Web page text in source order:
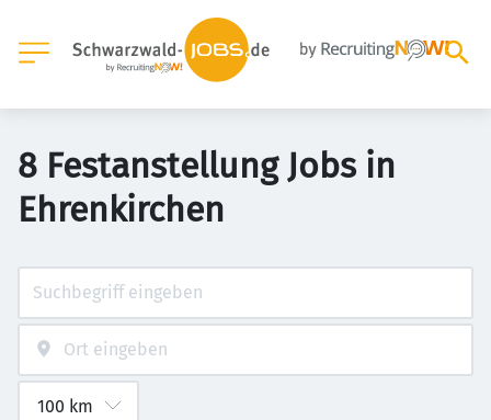
8 Festanstellung Jobs in
Ehrenkirchen